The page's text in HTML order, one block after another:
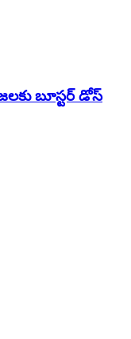
బూస్టర్ డోస్